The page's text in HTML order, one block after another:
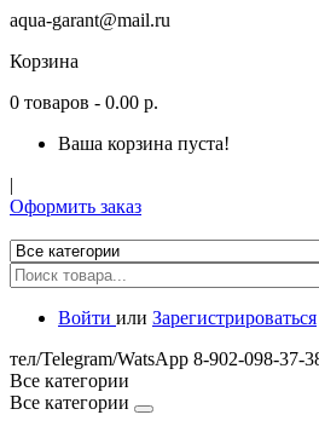
aqua-garant@mail.ru
Корзина
0 товаров - 0.00 р.
Ваша корзина пуста!
|
Оформить заказ
Войти или Зарегистрироваться
тел/Telegram/WatsApp 8-902-098-37-
Все категории
Все категории